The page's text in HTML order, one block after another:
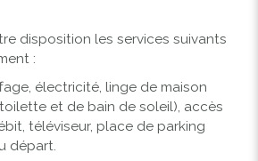
disposition les services suivants
:
électricité, linge de maison
et de bain de soleil), accès
téléviseur, place de parking
départ.